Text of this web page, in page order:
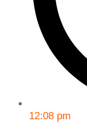
12:08 pm